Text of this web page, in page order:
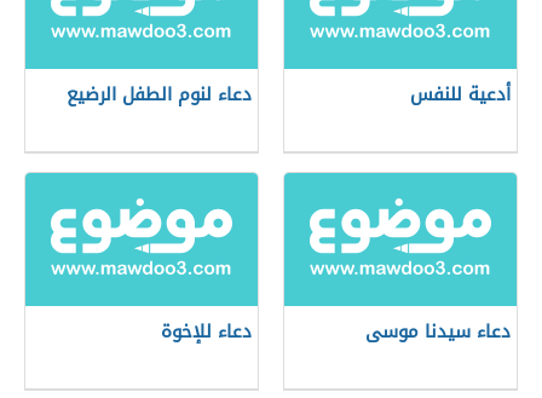
أدعية للنفس دعاء لنوم الطفل الرضيع
دعاء سيدنا موسى دعاء للإخوة